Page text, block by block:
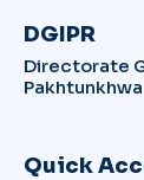
DGIPR
Directorate
Pakhtunkhwa
Quick